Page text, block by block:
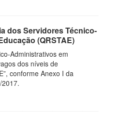
dos Servidores Técnico-
(QRSTAE)
Administrativos em
dos níveis de
conforme Anexo I da
2017.